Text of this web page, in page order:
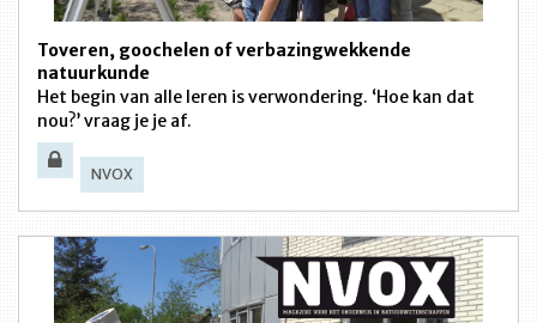
Toveren, goochelen of verbazingwekkende
natuurkunde
Het begin van alle leren is verwondering. ‘Hoe kan dat
nou?’ vraag je je af.
NVOX